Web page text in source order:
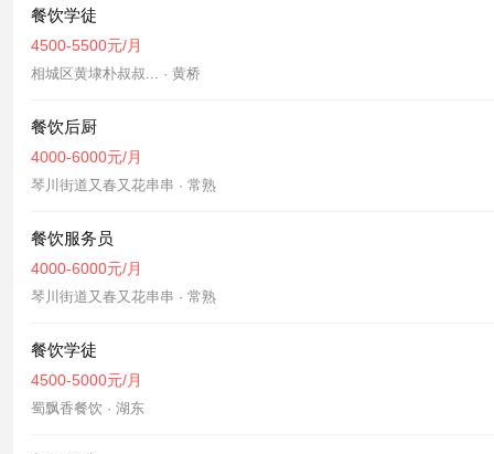
餐饮学徒
4500-5500元/月
相城区黄埭朴叔叔... · 黄桥
餐饮后厨
4000-6000元/月
琴川街道又春又花串串 · 常熟
餐饮服务员
4000-6000元/月
琴川街道又春又花串串 · 常熟
餐饮学徒
4500-5000元/月
蜀飘香餐饮 · 湖东